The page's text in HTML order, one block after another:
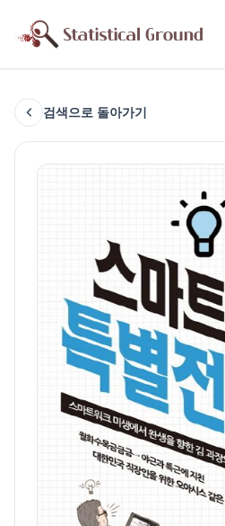
검색으로 돌아가기